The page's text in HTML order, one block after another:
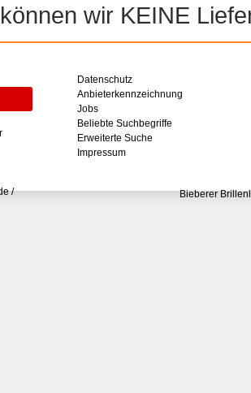
wir KEINE
/
Datenschutz
Anbieterkennzeichnung
Jobs
Beliebte Suchbegriffe
Erweiterte Suche
Impressum
Bieberer